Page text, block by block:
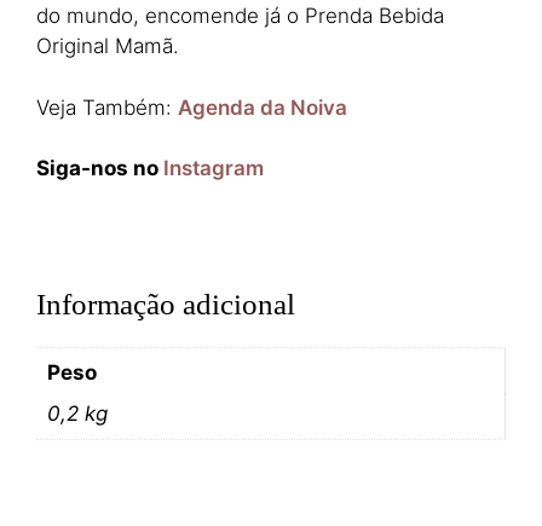
do mundo, encomende já o Prenda Bebida
Original Mamã.
Veja Também: Agenda da Noiva
Siga-nos no Instagram
Informação adicional
Peso
0,2 kg